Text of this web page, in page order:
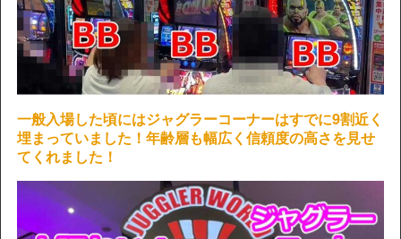
一般入場した頃にはジャグラーコーナーはすでに9割近く
埋まっていました！年齢層も幅広く信頼度の高さを見せ
てくれました！